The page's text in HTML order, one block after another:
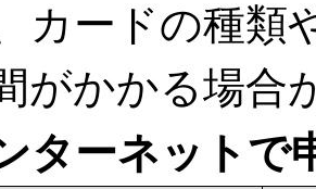
カードの種類
がかかる場合
ターネットで